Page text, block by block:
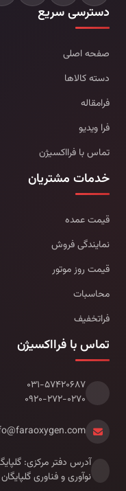
دسترسی سریع
صفحه اصلی
دسته کالاها
فرامقاله
فرا ویدیو
تماس با فرااکسیژن
خدمات مشتریان
قیمت عمده
نمایندگی فروش
قیمت روز موتور
محاسبات
فراتخفیف
تماس با فرااکسیژن
۰۳۱-۵۷۴۲۰۶۸۷
۰۹۲۰-۲۷۲-۰۲۷۰
آدرس دفتر مرکزی:
نوآوری و فناوری گلپایگان